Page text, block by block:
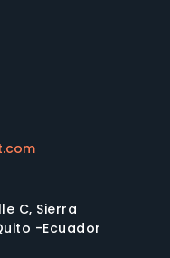
C, Sierra
-Ecuador